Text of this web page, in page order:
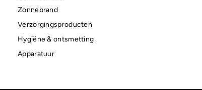
Zonnebrand
Verzorgingsproducten
Hygiëne & ontsmetting
Apparatuur